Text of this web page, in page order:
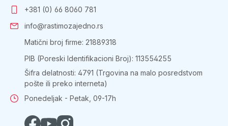
+381 (0) 66 8060 781
info@rastimozajedno.rs
Matični broj firme: 21889318
PIB (Poreski Identifikacioni Broj): 113554255
Šifra delatnosti: 4791 (Trgovina na malo posredstvom
pošte ili preko interneta)
Ponedeljak - Petak, 09-17h